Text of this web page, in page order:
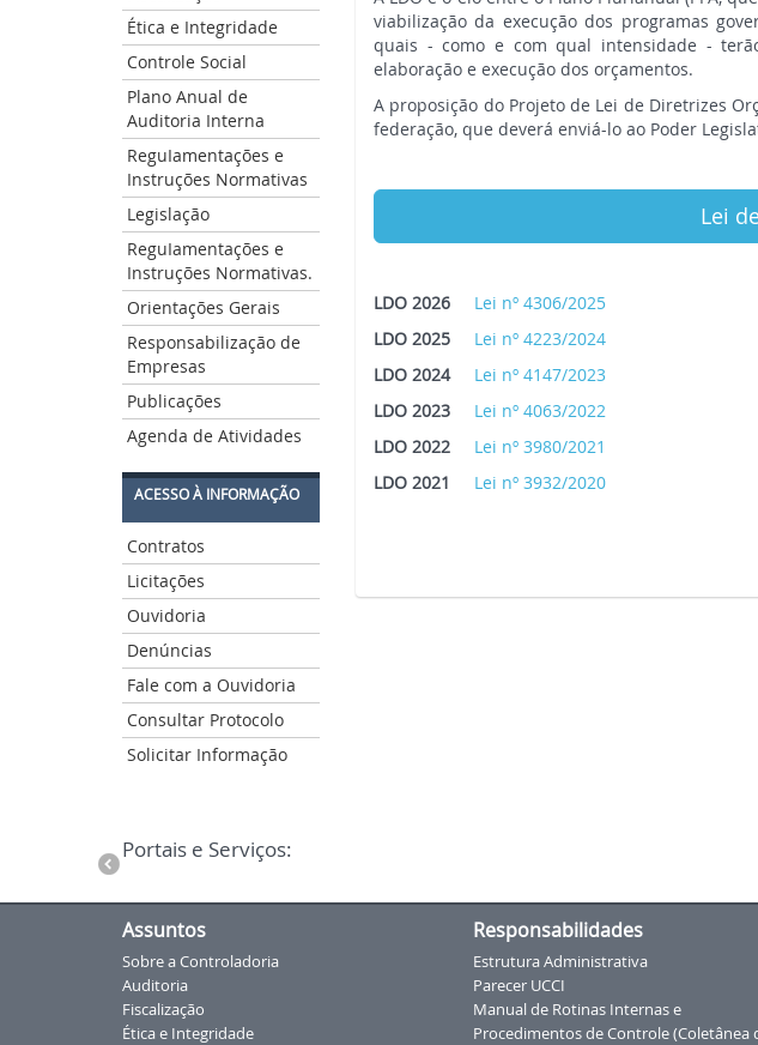
Ética e Integridade
Controle Social
Plano Anual de
Auditoria Interna
ReguIamentações e
Instruções Normativas
Legislação
ReguIamentações e
Instruções Normativas.
Orientações Gerais
Responsabilização de
Empresas
Publicações
Agenda de Atividades
ACESSO À INFORMAÇÃO
Contratos
Licitações
Ouvidoria
Denúncias
Fale com a Ouvidoria
Consultar Protocolo
Solicitar Informação
viabilização da execução dos programas
quais - como e com qual intensidade -
elaboração e execução dos orçamentos.
A proposição do Projeto de Lei de Diretrizes
federação, que deverá enviá-lo ao Poder
Lei
LDO 2026 Lei nº 4306/2025
LDO 2025
Lei nº 4223/2024
LDO 2024
Lei nº 4147/2023
LDO 2023
Lei nº 4063/2022
LDO 2022
Lei nº 3980/2021
LDO 2021
Lei nº 3932/2020
Portais e Serviços:
Assuntos
Sobre a Controladoria
Auditoria
Fiscalização
Ética e Integridade
Responsabilidades
Estrutura Administrativa
Parecer UCCI
Manual de Rotinas Internas e
Procedimentos de Controle (Coletânea